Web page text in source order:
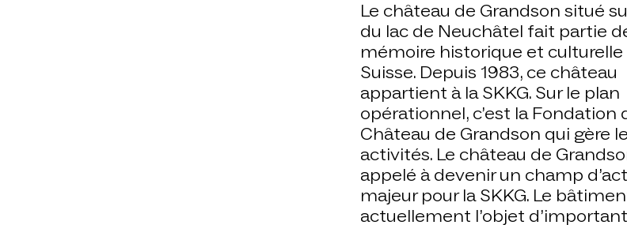
Le château de Grandson situé
du lac de Neuchâtel fait partie
mémoire historique et culturelle
Suisse. Depuis 1983, ce château
appartient à la SKKG. Sur le plan
opérationnel, c’est la Fondation
Château de Grandson qui gère
activités. Le château de
appelé à devenir un champ
majeur pour la SKKG. Le
actuellement l’objet